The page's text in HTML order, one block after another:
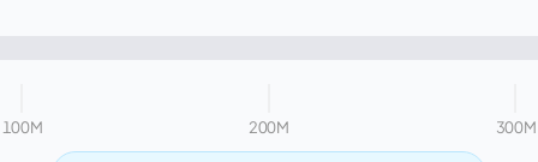
100M 200M 300M